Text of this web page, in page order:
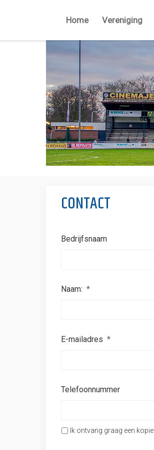
Home Vereniging
CONTACT
Bedrijfsnaam
Naam: *
E-mailadres *
Telefoonnummer
Ik ontvang graag een kopie